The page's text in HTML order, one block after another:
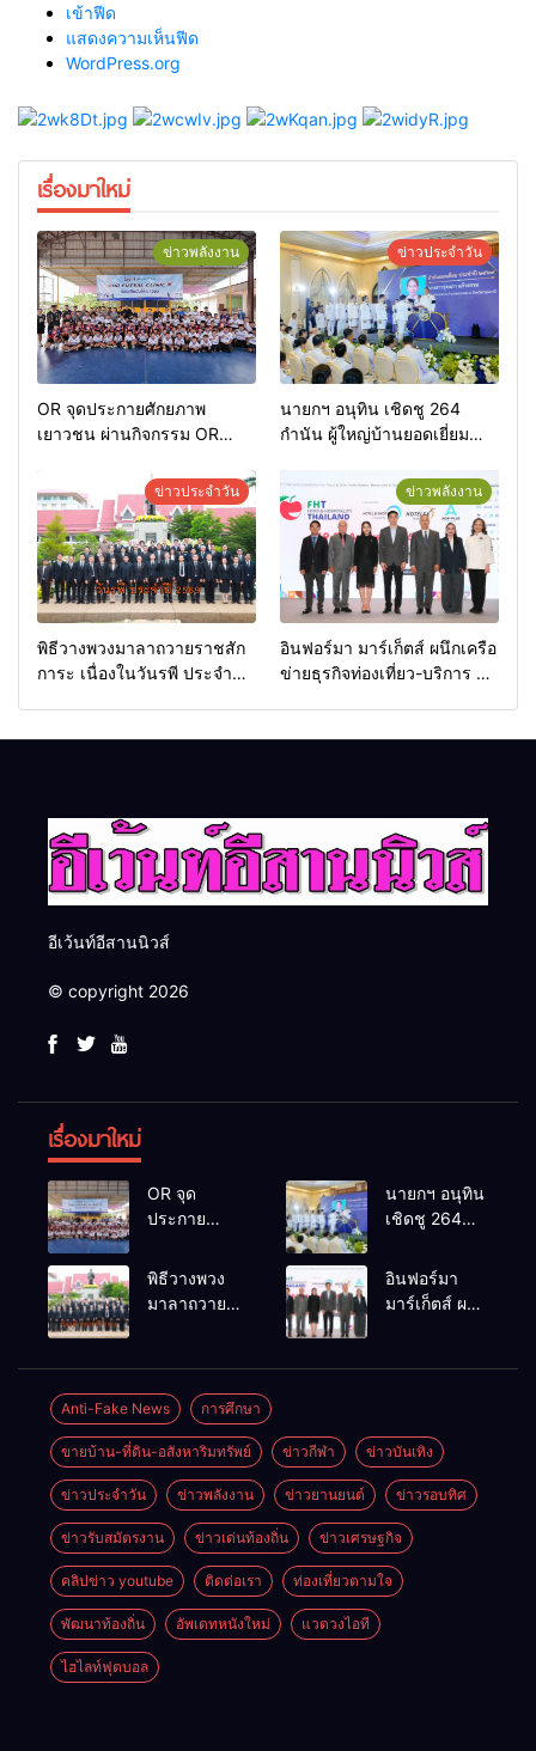
เข้าฟีด
แสดงความเห็นฟีด
WordPress.org
เรื่องมาใหม่
ข่าวพลังงาน
OR จุดประกายศักยภาพ
เยาวชน ผ่านกิจกรรม OR
ข่าวประจำวัน
นายกฯ อนุทิน เชิดชู 264
กำนัน ผู้ใหญ่บ้านยอดเยี่ยม
เกียรติยศแห่งการเสียสละ”
ข่าวประจำวัน
พิธีวางพวงมาลาถวายราชสัก
การะ เนื่องในวันรพี ประจำปี
ข่าวพลังงาน
อินฟอร์มา มาร์เก็ตส์ ผนึกเครือ
ข่ายธุรกิจท่องเที่ยว-บริการ จัด
อีเว้นท์อีสานนิวส์
© copyright 2026
เรื่องมาใหม่
OR จุด
ประกาย
เยาวชน ผ่าน
นายกฯ อนุทิน
เชิดชู 264
บ้านยอดเยี่ยม
มอบแหนบ
เกียรติยศแห่ง
พิธีวางพวง
มาลาถวาย
2569 และ
การแข่งขัน
ฟุตบอลวันรพี
เพื่อเชื่อม
ความสัมพันธ์
อันดีของ
หน่วยงานใน
กระบวนการ
ยุติธรรม
อินฟอร์มา
มาร์เก็ตส์ ผนึก
Thailand
2026 เชื่อม 4
งานใหญ่
สร้างโอกาส
ธุรกิจครบ
วงจร ด้วยครับ
Anti-Fake News การศึกษา
ขายบ้าน-ที่ดิน-อสังหาริมทรัพย์ ข่าวกีฬา ข่าวบันเทิง
ข่าวประจำวัน ข่าวพลังงาน ข่าวยานยนต์ ข่าวรอบทิศ
ข่าวรับสมัตรงาน ข่าวเด่นท้องถิ่น ข่าวเศรษฐกิจ
คลิปข่าว youtube ติดต่อเรา ท่องเที่ยวตามใจ
พัฒนาท้องถิ่น อัพเดทหนังใหม่ แวดวงไอที
ไฮไลท์ฟุตบอล